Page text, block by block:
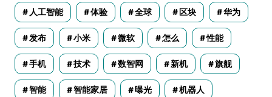
人工智能 体验 全球 区块 华为
发布 小米 微软 怎么 性能
手机 技术 数智网 新机 旗舰
智能 智能家居 曝光 机器人